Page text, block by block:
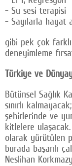
- Su sesi terapisi
- Sayılarla hayat
gibi pek çok
deneyimleme
Türkiye ve
Bütünsel Sağlık
sınırlı
şehirlerinde ve
kitlelere
olarak yürütülen
burada başarılı
Neslihan